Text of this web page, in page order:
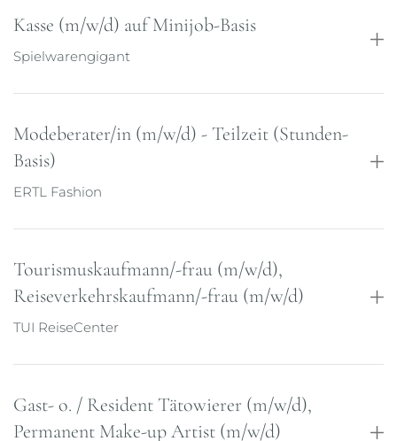
Kasse (m/w/d) auf Minijob-Basis
Spielwarengigant
Modeberater/in (m/w/d) - Teilzeit (Stunden-
Basis)
ERTL Fashion
Tourismuskaufmann/-frau (m/w/d),
Reiseverkehrskaufmann/-frau (m/w/d)
TUI ReiseCenter
Gast- o. / Resident Tätowierer (m/w/d),
Permanent Make-up Artist (m/w/d)